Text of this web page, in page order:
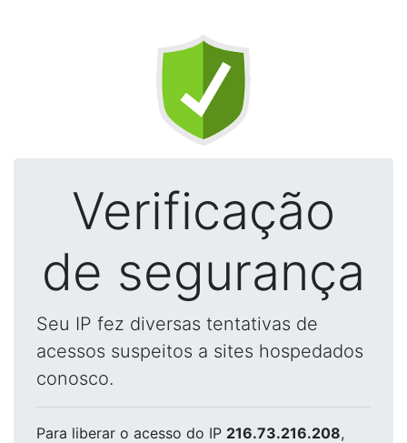
Verificação
de segurança
Seu IP fez diversas tentativas de
acessos suspeitos a sites hospedados
conosco.
Para liberar o acesso do IP 216.73.216.208,